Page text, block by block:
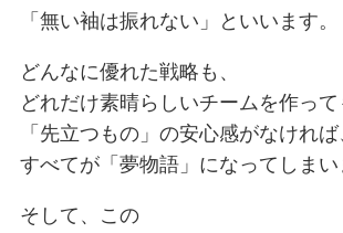
「無い袖は振れない」といいます。
どんなに優れた戦略も、
どれだけ素晴らしいチームを作って
「先立つもの」の安心感がなければ
すべてが「夢物語」になってしまい
そして、この